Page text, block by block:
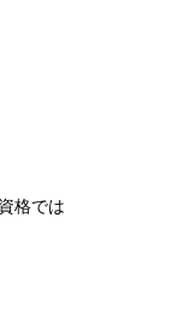
格では